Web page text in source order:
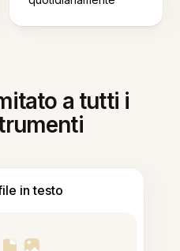
a tutti i
in testo